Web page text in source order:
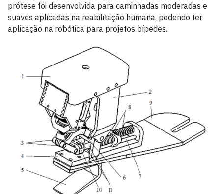
prótese foi desenvolvida para caminhadas moderadas e
suaves aplicadas na reabilitação humana, podendo ter
aplicação na robótica para projetos bípedes.